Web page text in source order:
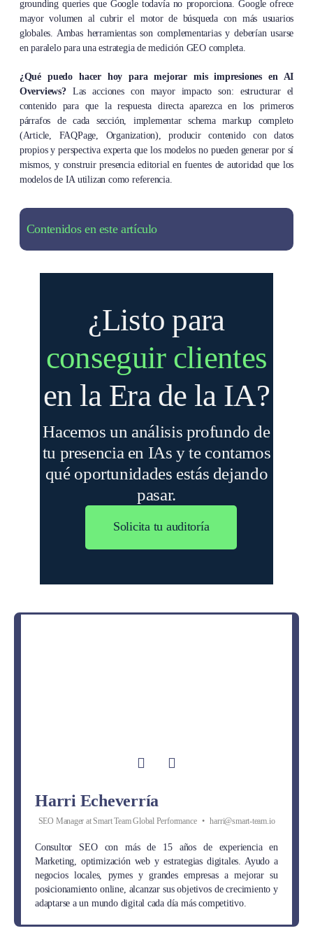
grounding queries que Google todavía no proporciona. Google ofrece
mayor volumen al cubrir el motor de búsqueda con más usuarios
globales. Ambas herramientas son complementarias y deberían usarse
en paralelo para una estrategia de medición GEO completa.
¿Qué puedo hacer hoy para mejorar mis impresiones en AI
Overviews?Las acciones con mayor impacto son: estructurar el
contenido para que la respuesta directa aparezca en los primeros
párrafos de cada sección, implementar schema markup completo
(Article, FAQPage, Organization), producir contenido con datos
propios y perspectiva experta que los modelos no pueden generar por sí
mismos, y construir presencia editorial en fuentes de autoridad que los
modelos de IA utilizan como referencia.
Contenidos en este artículo
¿Listo para
conseguir clientes
en la Era de la IA?
Hacemos un análisis profundo de
tu presencia en IAs y te contamos
qué oportunidades estás dejando
pasar.
Solicita tu auditoría
Harri Echeverría
SEO Manager atSmart Team Global Performance • harri@smart-team.io
Consultor SEO con más de 15 años de experiencia en
Marketing, optimización web y estrategias digitales. Ayudo a
negocios locales, pymes y grandes empresas a mejorar su
posicionamiento online, alcanzar sus objetivos de crecimiento y
adaptarse a un mundo digital cada día más competitivo.